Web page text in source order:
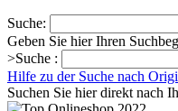
Suche:
Geben Sie hier Ihren
>Suche :
Hilfe zu der Suche nach
Suchen Sie hier direkt nach